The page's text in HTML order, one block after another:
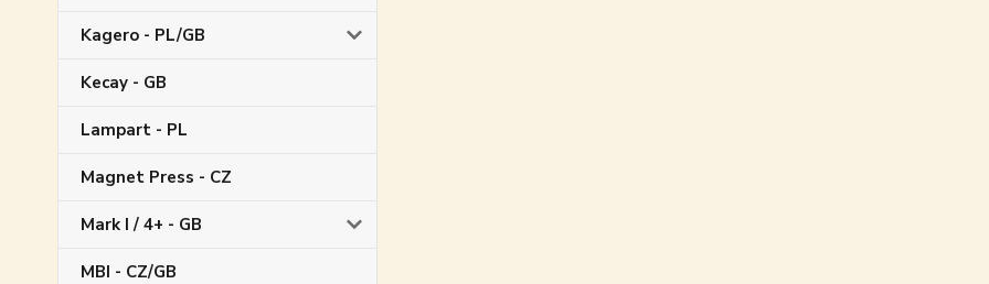
Kagero - PL/GB
Kecay - GB
Lampart - PL
Magnet Press - CZ
Mark I / 4+ - GB
MBI - CZ/GB